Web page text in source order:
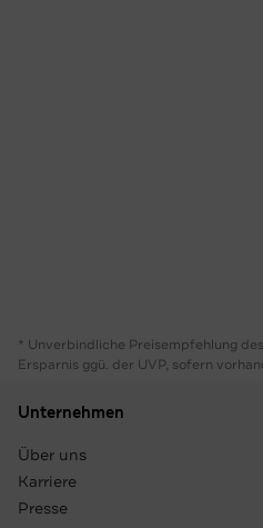
* Unverbindliche Preisempfehlung
Ersparnis ggü. der UVP, sofern
Unternehmen
Über uns
Karriere
Presse